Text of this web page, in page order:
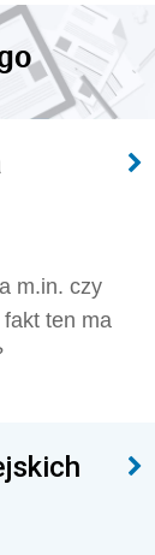
m.in. czy
ten ma